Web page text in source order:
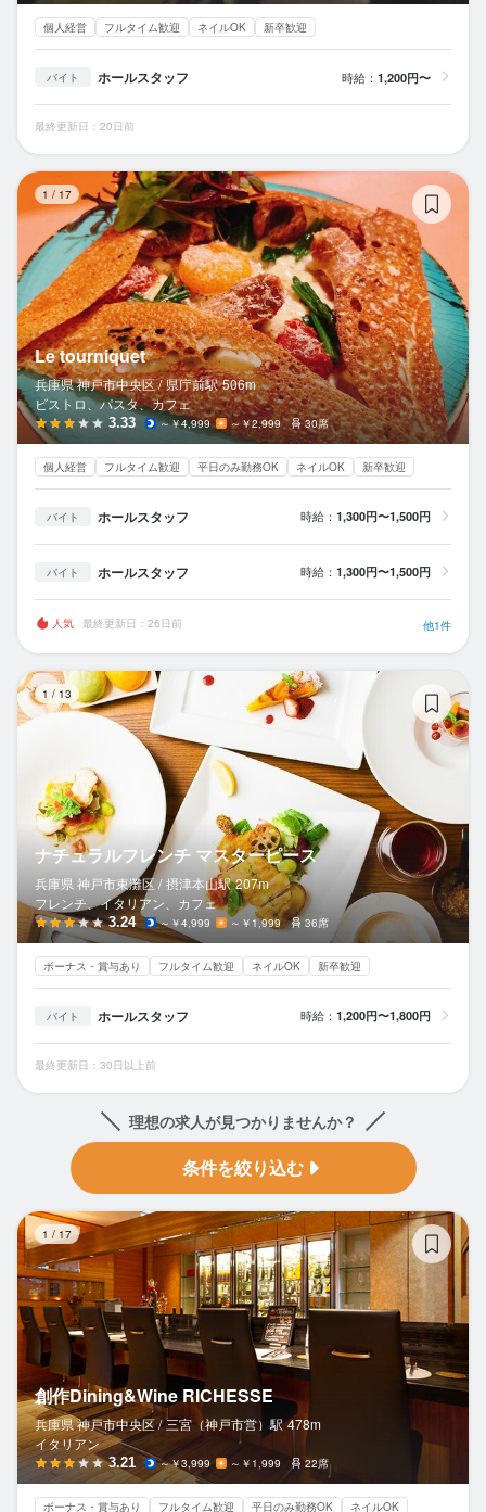
個人経営 フルタイム歓迎 ネイルOK 新卒歓迎
バイト ホールスタッフ 時給： 1,200円〜
最終更新日：20日前
1 / 17
Le tourniquet
兵庫県 神戸市中央区 / 県庁前駅 506m
ビストロ、パスタ、カフェ
3.33 ～￥4,999 ～￥2,999 30席
個人経営 フルタイム歓迎 平日のみ勤務OK ネイルOK 新卒歓迎
バイト ホールスタッフ 時給： 1,300円〜1,500円
バイト ホールスタッフ 時給： 1,300円〜1,500円
人気 最終更新日：26日前 他1件
1 / 13
ナチュラルフレンチ マスターピース
兵庫県 神戸市東灘区 / 摂津本山駅 207m
フレンチ、イタリアン、カフェ
3.24 ～￥4,999 ～￥1,999 36席
ボーナス・賞与あり フルタイム歓迎 ネイルOK 新卒歓迎
バイト ホールスタッフ 時給： 1,200円〜1,800円
最終更新日：30日以上前
理想の求人が見つかりませんか？
条件を絞り込む
1 / 17
創作Dining&Wine RICHESSE
兵庫県 神戸市中央区 / 三宮（神戸市営） 駅 478m
イタリアン
3.21 ～￥3,999 ～￥1,999 22席
ボーナス・賞与あり フルタイム歓迎 平日のみ勤務OK ネイルOK